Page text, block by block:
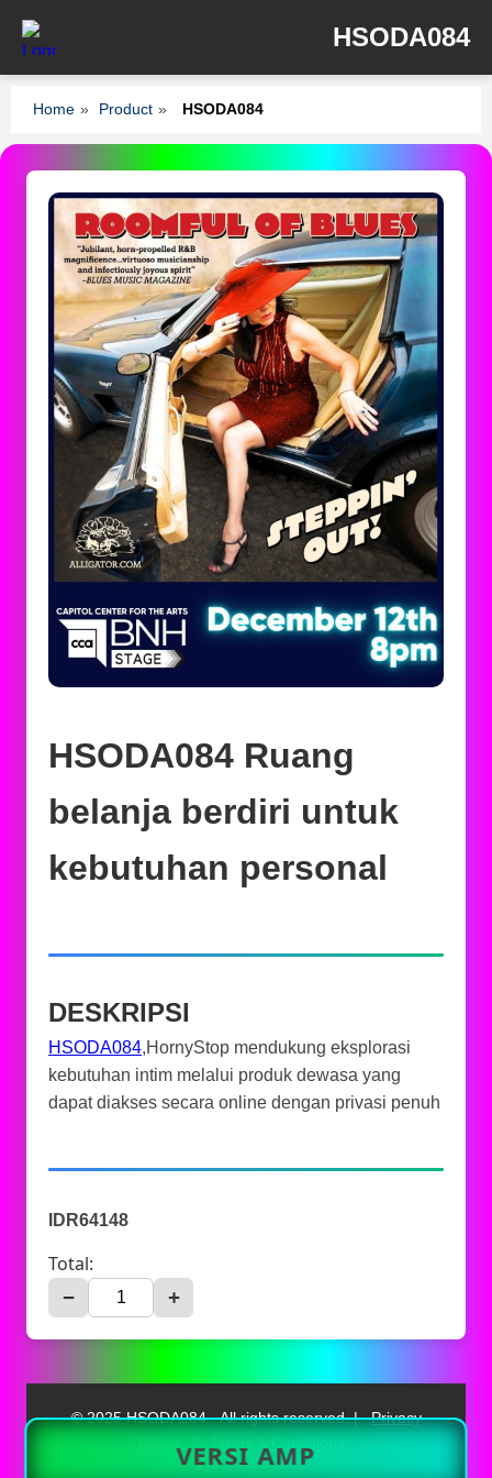
HSODA084
Home » Product » HSODA084
HSODA084 Ruang
belanja berdiri untuk
kebutuhan personal
DESKRIPSI
HSODA084,HornyStop mendukung eksplorasi
kebutuhan intim melalui produk dewasa yang
dapat diakses secara online dengan privasi penuh
IDR64148
Total:
− +
VERSI AMP
© 2025 HSODA084 - All rights reserved. | Privacy
Policy
Terms & Conditions